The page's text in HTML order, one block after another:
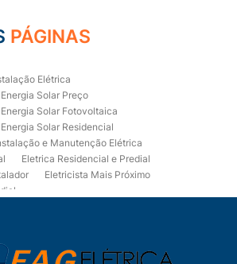
PÁGINAS
Elétrica
Solar Preço
Solar Fotovoltaica
Solar Residencial
e Manutenção Elétrica
Eletrica Residencial e Predial
Eletricista Mais Próximo
E Predial
Manutenção